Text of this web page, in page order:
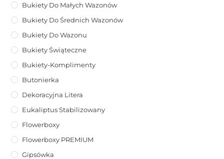
Bukiety Do Małych Wazonów
Bukiety Do Średnich Wazonów
Bukiety Do Wazonu
Bukiety Świąteczne
Bukiety-Komplimenty
Butonierka
Dekoracyjna Litera
Eukaliptus Stabilizowany
Flowerboxy
Flowerboxy PREMIUM
Gipsówka